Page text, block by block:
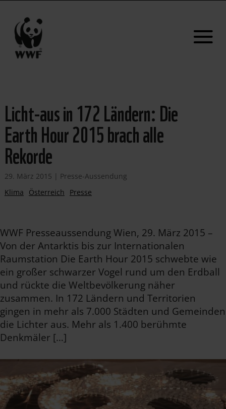
Licht-aus in 172 Ländern: Die
Earth Hour 2015 brach alle
Rekorde
29. März 2015 | Presse-Aussendung
Klima
Österreich Presse
WWF Presseaussendung Wien, 29. März 2015 –
Von der Antarktis bis zur Internationalen
Raumstation Die Earth Hour 2015 schwebte wie
ein großer schwarzer Vogel rund um den Erdball
und rückte die Weltbevölkerung näher
zusammen. In 172 Ländern und Territorien
gingen in mehr als 7.000 Städten und Gemeinden
die Lichter aus. Mehr als 1.400 berühmte
Denkmäler […]